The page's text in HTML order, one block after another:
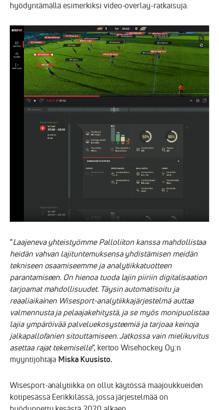
hyödyntämällä esimerkiksi video-overlay-ratkaisuja.
”Laajeneva yhteistyömme Palloliiton kanssa mahdollistaa
heidän vahvan lajituntemuksensa yhdistämisen meidän
tekniseen osaamiseemme ja analytiikkatuotteen
parantamiseen. On hienoa tuoda lajin piiriin digitalisaation
tarjoamat mahdollisuudet. Täysin automatisoitu ja
reaaliaikainen Wisesport-analytiikkajärjestelmä auttaa
valmennusta ja pelaajakehitystä, ja se myös monipuolistaa
lajia ympäröivää palveluekosysteemiä ja tarjoaa keinoja
jalkapallofanien sitouttamiseen. Jatkossa vain mielikuvitus
asettaa rajat tekemiselle”, kertoo Wisehockey Oy:n
myyntijohtaja Miska Kuusisto.
Wisesport-analytiikka on ollut käytössä maajoukkueiden
kotipesässä Eerikkilässä, jossa järjestelmää on